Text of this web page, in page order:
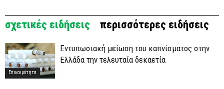
σχετικές ειδήσεις περισσότερες ειδήσεις
Επικαιρότητα
Εντυπωσιακή μείωση του καπνίσματος στην
Ελλάδα την τελευταία δεκαετία